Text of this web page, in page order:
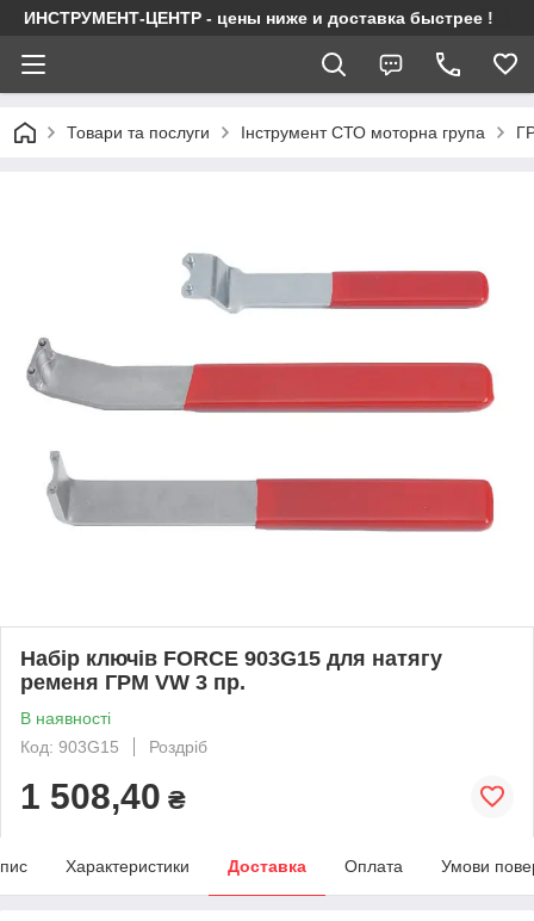
ИНСТРУМЕНТ-ЦЕНТР - цены ниже и доставка быстрее !
Товари та послуги Інструмент СТО моторна група
Набір ключів FORCE 903G15 для натягу
ременя ГРМ VW 3 пр.
В наявності
Код: 903G15
Роздріб
1 508,40 ₴
Характеристики Доставка Оплата Умови